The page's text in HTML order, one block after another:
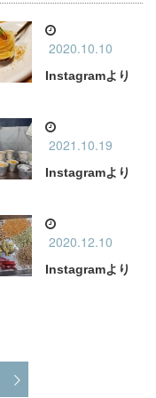
2020.10.10
Instagramより
2021.10.19
Instagramより
2020.12.10
Instagramより